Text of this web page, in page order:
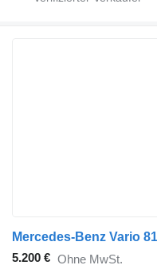
5.200 € Ohne MwSt.